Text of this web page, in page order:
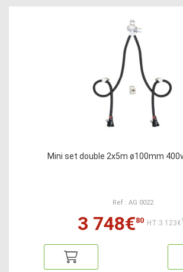
Mini set double 2x5m ø100mm
Ref : AG 0022
3 748€80 HT:3 123€